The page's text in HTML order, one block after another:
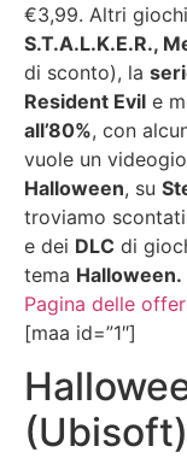
€3,99. Altri
S.T.A.L.K.E.R.,
di sconto), la
Resident Evil e
all’80%, con
vuole un
Halloween, su
troviamo
e dei DLC di
tema Halloween.
Pagina delle
[maa id=”1″]
(Ubisoft)